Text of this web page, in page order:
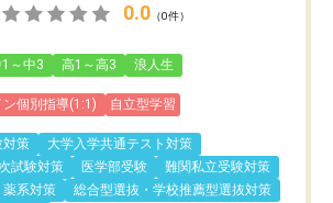
0.0 （0件）
～中3 高1～高3 浪人生
ン個別指導(1:1) 自立型学習
対策
大学入学共通テスト対策
試験対策
医学部受験
難関私立受験対策
薬系対策
総合型選抜・学校推薦型選抜対策